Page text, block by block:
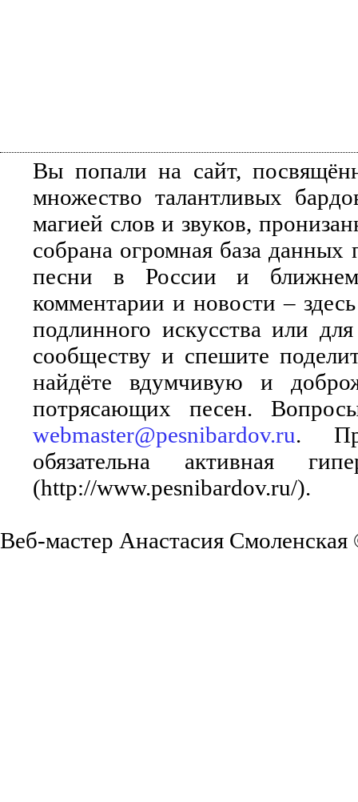
Вы попали на сайт,
множество талантливых
магией слов и звуков,
собрана огромная база
песни в России и ближнем
комментарии и новости –
подлинного искусства или
сообществу и спешите
найдёте вдумчивую и
потрясающих песен.
webmaster@pesnibardov.ru.
обязательна активная
(http://www.pesnibardov.ru/).
Веб-мастер Анастасия